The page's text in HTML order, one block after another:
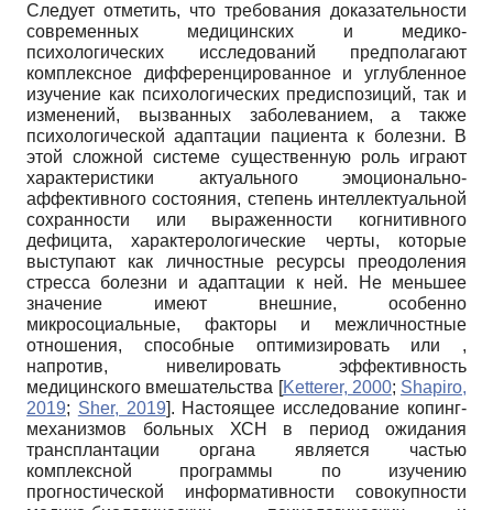
Следует отметить, что требования доказательности
современных медицинских и медико-
психологических исследований предполагают
комплексное дифференцированное и углубленное
изучение как психологических преди­спозиций, так и
изменений, вызванных заболеванием, а также
психологической адаптации пациента к болезни. В
этой сложной системе существенную роль играют
характеристики актуального эмоционально-
аффективного состояния, степень интеллектуальной
сохранности или выраженности когнитивного
дефицита, характерологические черты, которые
выступают как личностные ресурсы преодоления
стресса болезни и адаптации к ней. Не меньшее
значение имеют внешние, особенно
микросоциальные, факторы и межличностные
отношения, способные оптимизировать или ,
напротив, нивелировать эффективность
медицинского вмешательства [Ketterer, 2000; Shapiro,
2019; Sher, 2019]. Настоящее исследование копинг-
механизмов больных ХСН в период ожидания
трансплантации органа является частью
комплексной программы по изучению
прогностической информативности совокупности